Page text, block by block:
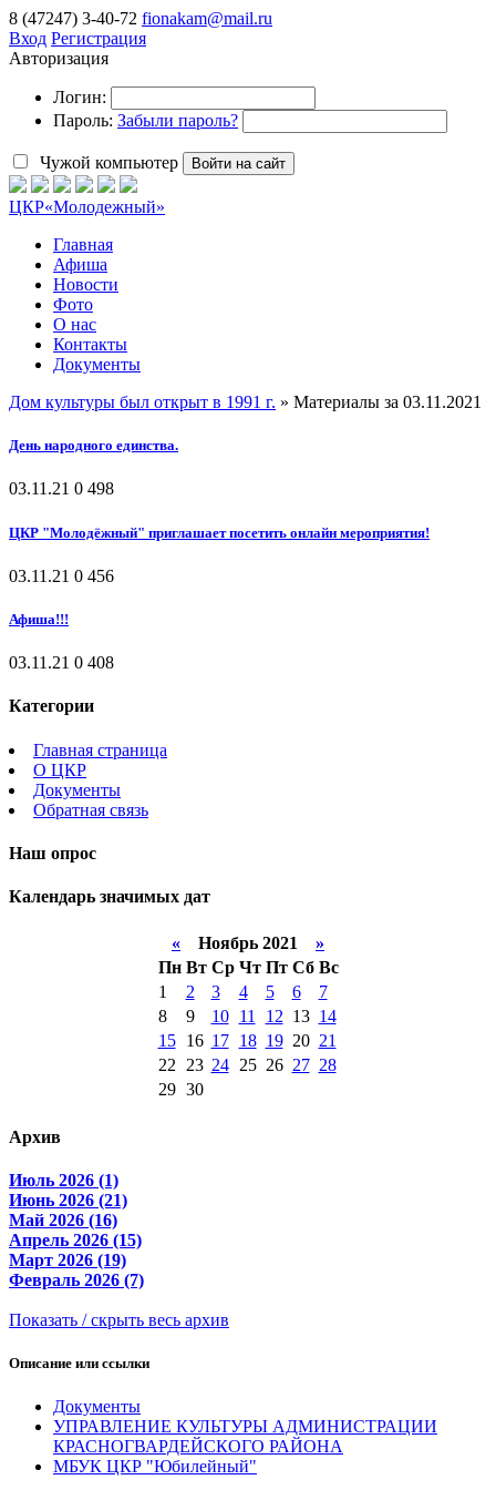
8 (47247) 3-40-72 fionakam@mail.ru
Вход Регистрация
Авторизация
Логин:
Пароль: Забыли пароль?
Чужой компьютер Войти на сайт
ЦКР«Молодежный»
Главная
Афиша
Новости
Фото
О нас
Контакты
Документы
Дом культуры был открыт в 1991 г. » Материалы за 03.11.2021
День народного единства.
03.11.21 0 498
ЦКР "Молодёжный" приглашает посетить онлайн мероприятия!
03.11.21 0 456
Афиша!!!
03.11.21 0 408
Категории
Главная страница
О ЦКР
Документы
Обратная связь
Наш опрос
Календарь значимых дат
« Ноябрь 2021 »
Пн Вт Ср Чт Пт Сб Вс
1
2 3 4 5 6
7
8
9 10 11 12 13 14
15
16 17 18 19 20 21
22
23 24 25 26 27 28
29 30
Архив
Июль 2026 (1)
Июнь 2026 (21)
Май 2026 (16)
Апрель 2026 (15)
Март 2026 (19)
Февраль 2026 (7)
Показать / скрыть весь архив
Описание или ссылки
Документы
УПРАВЛЕНИЕ КУЛЬТУРЫ АДМИНИСТРАЦИИ
КРАСНОГВАРДЕЙСКОГО РАЙОНА
МБУК ЦКР "Юбилейный"